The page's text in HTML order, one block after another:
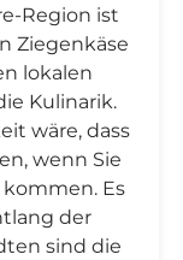
Region ist
Ziegenkäse
lokalen
Kulinarik.
wäre, dass
wenn Sie
Es
der
sind die